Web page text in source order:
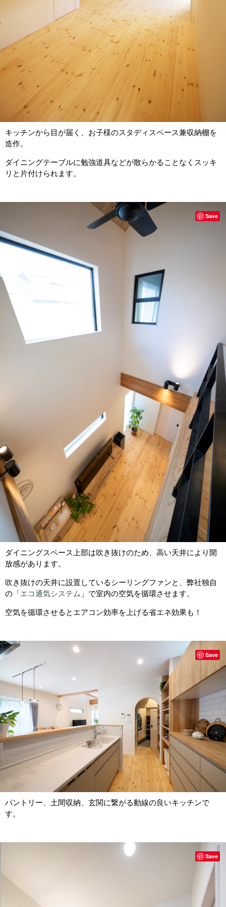
キッチンから目が届く、お子様のスタディスペース兼収納棚を
造作。
ダイニングテーブルに勉強道具などが散らかることなくスッキ
リと片付けられます。
ダイニングスペース上部は吹き抜けのため、高い天井により開
放感があります。
吹き抜けの天井に設置しているシーリングファンと、弊社独自
の「エコ通気システム 」で室内の空気を循環させます。
空気を循環させるとエアコン効率を上げる省エネ効果も！
Save
パントリー、土間収納、玄関に繋がる動線の良いキッチンで
す。
Save
Save